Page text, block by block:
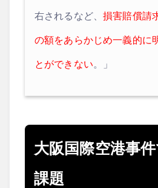
右されるなど、損害賠償請
の額をあらかじめ一義的に
とができない。」
大阪国際空港事
課題